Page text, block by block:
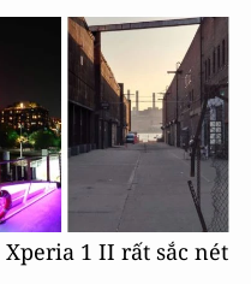
1 II rất sắc nét